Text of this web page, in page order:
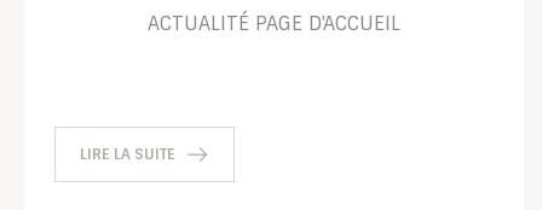
ACTUALITÉ PAGE D'ACCUEIL
LIRE LA SUITE